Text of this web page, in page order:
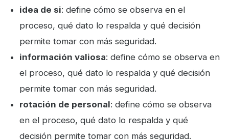
idea de si: define cómo se observa en el
proceso, qué dato lo respalda y qué decisión
permite tomar con más seguridad.
información valiosa: define cómo se observa en
el proceso, qué dato lo respalda y qué decisión
permite tomar con más seguridad.
rotación de personal: define cómo se observa
en el proceso, qué dato lo respalda y qué
decisión permite tomar con más seguridad.